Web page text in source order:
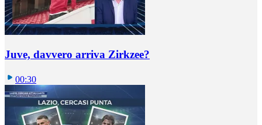
Juve, davvero arriva Zirkzee?
00:30